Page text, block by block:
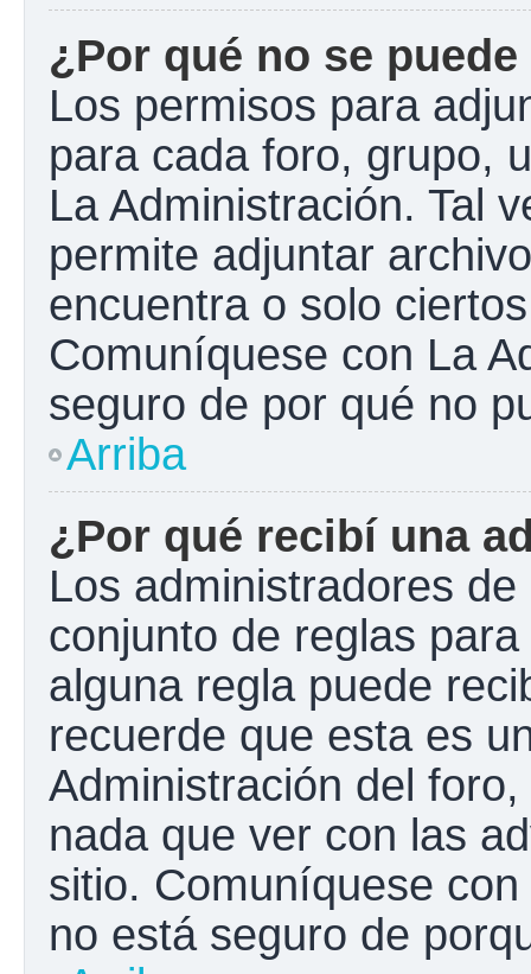
¿Por qué no se
Los permisos para
para cada foro, grupo,
La Administración. Tal
permite adjuntar
encuentra o solo
Comuníquese con La
seguro de por qué no
Arriba
¿Por qué recibí una
Los administradores
conjunto de reglas
alguna regla puede
recuerde que esta es
Administración del
nada que ver con las
sitio. Comuníquese
no está seguro de